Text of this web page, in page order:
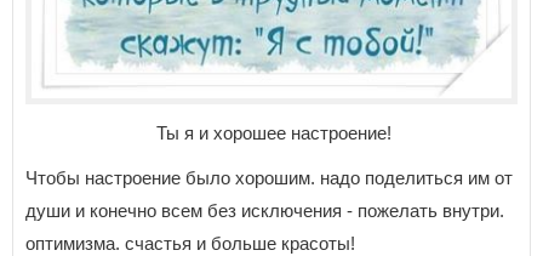
Ты я и хорошее настроение!
Чтобы настроение было хорошим. надо поделиться им от
души и конечно всем без исключения - пожелать внутри.
оптимизма. счастья и больше красоты!